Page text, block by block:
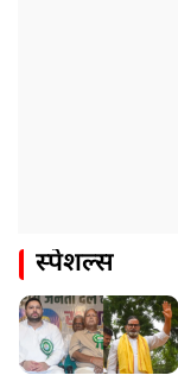
स्पेशल्स